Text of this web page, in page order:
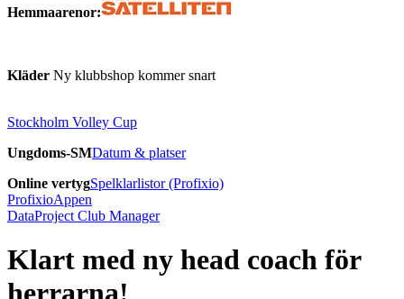
Hemmaarenor:
Kläder Ny klubbshop kommer snart
Stockholm Volley Cup
Ungdoms-SMDatum & platser
Online vertygSpelklarlistor (Profixio)
ProfixioAppen
DataProject Club Manager
Klart med ny head coach för